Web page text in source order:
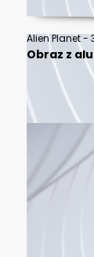
Alien Planet -
Obraz z